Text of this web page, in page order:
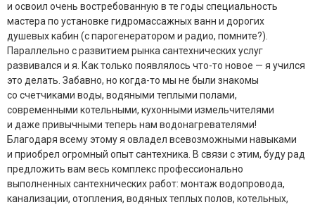
и освоил очень востребованную в те годы специальность
мастера по установке гидромассажных ванн и дорогих
душевых кабин (с парогенератором и радио, помните?).
Параллельно с развитием рынка сантехнических услуг
развивался и я. Как только появлялось что-то новое — я учился
это делать. Забавно, но когда-то мы не были знакомы
со счетчиками воды, водяными теплыми полами,
современными котельными, кухонными измельчителями
и даже привычными теперь нам водонагревателями!
Благодаря всему этому я овладел всевозможными навыками
и приобрел огромный опыт сантехника. В связи с этим, буду рад
предложить вам весь комплекс профессионально
выполненных сантехнических работ: монтаж водопровода,
канализации, отопления, водяных теплых полов, котельных,